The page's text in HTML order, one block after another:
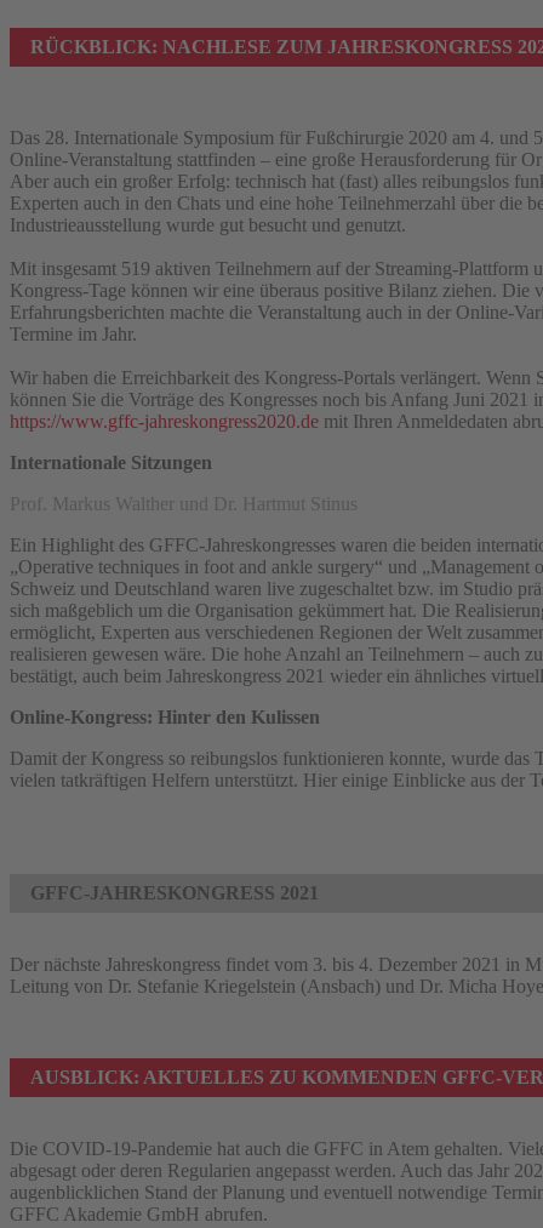
RÜCKBLICK: NACHLESE ZUM JAHRESKONGRESS
Das 28. Internationale Symposium für Fußchirurgie 2020 am 4. und
Online-Veranstaltung stattfinden – eine große Herausforderung für
Aber auch ein großer Erfolg: technisch hat (fast) alles reibungslos
Experten auch in den Chats und eine hohe Teilnehmerzahl über die
Industrieausstellung wurde gut besucht und genutzt.
Mit insgesamt 519 aktiven Teilnehmern auf der Streaming-Plattform
Kongress-Tage können wir eine überaus positive Bilanz ziehen.
Erfahrungsberichten machte die Veranstaltung auch in der Online-
Termine im Jahr.
Wir haben die Erreichbarkeit des Kongress-Portals verlängert. Wenn
können Sie die Vorträge des Kongresses noch bis Anfang Juni 2021
https://www.gffc-jahreskongress2020.de mit Ihren Anmeldedaten
Internationale Sitzungen
Prof. Markus Walther und Dr. Hartmut Stinus
Ein Highlight des GFFC-Jahreskongresses waren die beiden
„Operative techniques in foot and ankle surgery“ und
Schweiz und Deutschland waren live zugeschaltet bzw. im Studio
sich maßgeblich um die Organisation gekümmert hat. Die
ermöglicht, Experten aus verschiedenen Regionen der Welt
realisieren gewesen wäre. Die hohe Anzahl an Teilnehmern – auch
bestätigt, auch beim Jahreskongress 2021 wieder ein ähnliches
Online-Kongress: Hinter den Kulissen
Damit der Kongress so reibungslos funktionieren konnte, wurde
vielen tatkräftigen Helfern unterstützt. Hier einige Einblicke aus der
GFFC-JAHRESKONGRESS 2021
Der nächste Jahreskongress findet vom 3. bis 4. Dezember 2021 in
Leitung von Dr. Stefanie Kriegelstein (Ansbach) und Dr. Micha
AUSBLICK: AKTUELLES ZU KOMMENDEN GFFC-
Die COVID-19-Pandemie hat auch die GFFC in Atem gehalten.
abgesagt oder deren Regularien angepasst werden. Auch das Jahr
augenblicklichen Stand der Planung und eventuell notwendige
GFFC Akademie GmbH abrufen.